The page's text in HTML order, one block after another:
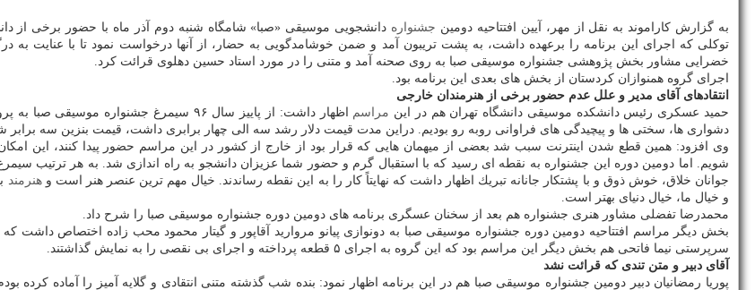
به گزارش كاراموند به نقل از مهر، آیین افتتاحیه دومین جشنواره دانشجویی موسیقی «صبا» شامگاه شنبه دوم آذر ماه با حضور برخی از
توكلی كه اجرای این برنامه را برعهده داشت، به پشت تریبون آمد و ضمن خوشامدگویی به حضار، از آنها درخواست نمود تا با عنایت
خضرایی مشاور بخش پژوهشی جشنواره موسیقی صبا به روی صحنه آمد و متنی را در مورد استاد حسین دهلوی قرائت كرد.
اجرای گروه همنوازان كردستان از بخش های بعدی این برنامه بود.
انتقادهای آقای مدیر و علل عدم حضور برخی از هنرمندان خارجی
حمید عسكری رئیس دانشكده موسیقی دانشگاه تهران هم در این مراسم
اظهار داشت: از پاییز سال ۹۶ سیمرغ
دشواری ها، سختی ها و پیچیدگی های فراوانی روبه رو بودیم. دراین مدت قیمت دلار رشد سه الی چهار برابری داشت، قیمت بنزین سه برابر
وی افزود: همین قطع شدن اینترنت سبب شد بعضی از میهمان هایی كه قرار بود از خارج از كشور در این مراسم حضور پیدا كنند، این
شویم. اما دومین دوره این جشنواره به نقطه ای رسید كه با استقبال گرم و حضور شما عزیزان دانشجو به راه اندازی شد. به هر ترتیب
جوانان خلاق، خوش ذوق و با پشتكار جانانه تبریك اظهار داشت كه نهایتاً كار را به این نقطه رساندند. خیال مهم ترین عنصر هنر است وهنرمند
و خیال ما، خیال دنیای بهتر است.
محمدرضا تفضلی مشاور هنری جشنواره هم بعد از سخنان عسگری برنامه های دومین دوره جشنواره موسیقی صبا را شرح داد.
بخش دیگر مراسم افتتاحیه دومین دوره جشنواره موسیقی صبا به دونوازی پیانو مروارید آقاپور و گیتار محمود محب زاده اختصاص داشت كه
سرپرستی نیما فاتحی هم بخش دیگر این مراسم بود كه این گروه به اجرای ۵ قطعه پرداخته و اجرای بی نقصی را به نمایش گذاشتند.
آقای دبیر و متن تندی كه قرائت نشد
پوریا رمضانیان دبیر دومین جشنواره موسیقی صبا هم در این برنامه اظهار نمود: بنده شب گذشته متنی انتقادی و گلایه آمیز را آماده كرده